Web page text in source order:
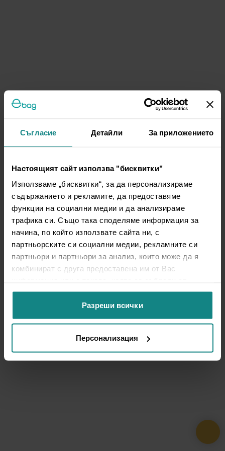
Съгласие Детайли За приложението
Настоящият сайт използва "бисквитки"
Използваме „бисквитки“, за да персонализираме
съдържанието и рекламите, да предоставяме
функции на социални медии и да анализираме
трафика си. Също така споделяме информация за
начина, по който използвате сайта ни, с
партньорските си социални медии, рекламните си
партньори и партньори за анализ, които може да я
комбинират с друга предоставена им от Вас
ползването от Ваша страна на услугите им.
Разреши всички
Персонализация